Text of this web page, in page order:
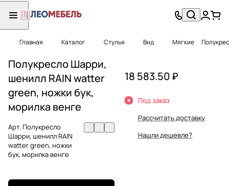
Главная Каталог Стулья Вид Мягкие
Полукресло Шарри,
шенилл RAIN watter
green, ножки бук,
морилка венге
Арт.Полукресло
Шарри, шенилл RAIN
watter green, ножки
бук, морилка венге
18 583.50 ₽
Под заказ
Рассчитать доставку
Нашли дешевле?